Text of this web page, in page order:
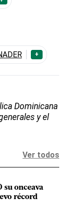
+
Dominicana
y el
Ver todos
su onceava
récord